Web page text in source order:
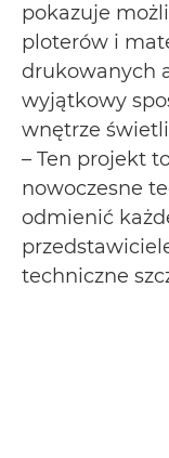
pokazuje
ploterów i
drukowanych
wyjątkowy
wnętrze
– Ten projekt
nowoczesne
odmienić
techniczne